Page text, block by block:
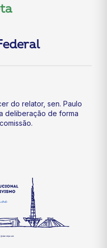
do relator, sen. Paulo
deliberação de forma